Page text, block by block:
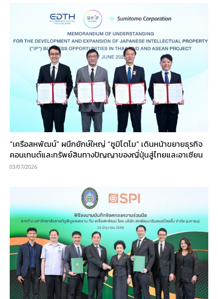
“เครือสหพัฒน์” ผนึกยักษ์ใหญ่ “ซูมิโตโม” เดินหน้าขยายธุรกิจ
คอนเทนต์และทรัพย์สินทางปัญญาของญี่ปุ่นสู่ไทยและอาเซียน
03/07/2026